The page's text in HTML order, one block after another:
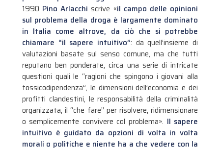
1990 Pino Arlacchi scrive «il campo delle opinioni
sul problema della droga è largamente dominato
in Italia come altrove, da ciò che si potrebbe
chiamare “il sapere intuitivo”: da quell’insieme di
valutazioni basate sul senso comune, ma che tutti
reputano ben ponderate, circa una serie di intricate
questioni quali le “ragioni che spingono i giovani alla
tossicodipendenza”, le dimensioni dell’economia e dei
profitti clandestini, le responsabilità della criminalità
organizzata, il “che fare” per risolvere, ridimensionare
o semplicemente convivere col problema». Il sapere
intuitivo è guidato da opzioni di volta in volta
morali o politiche e niente ha a che vedere con la